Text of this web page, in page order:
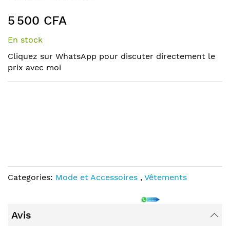
end
of
the
gallery
the
beginning
of
images
gallery
5 500 CFA
En stock
Cliquez sur WhatsApp pour discuter directement le
prix avec moi
Categories: Mode et Accessoires , Vêtements
Avis